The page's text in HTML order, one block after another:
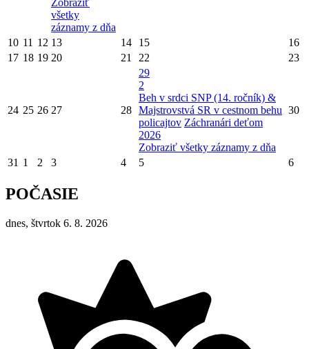
Zobraziť
všetky
záznamy z dňa
10 11 12 13 14 15
16
17 18 19 20 21 22 23
24 25 26 27 28
29
2
Beh v srdci SNP (14. ročník) &
Majstrovstvá SR v cestnom behu
policajtov Záchranári deťom
2026
Zobraziť všetky záznamy z dňa
30
31 1 2 3 4 5 6
POČASIE
dnes, štvrtok 6. 8. 2026